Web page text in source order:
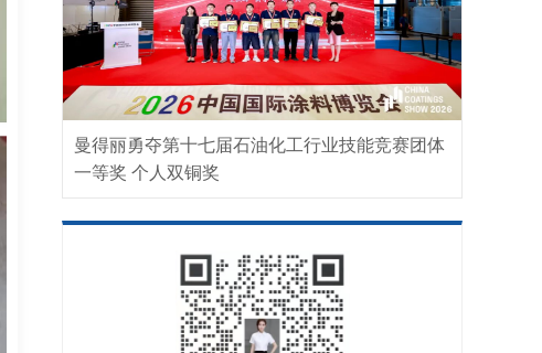
曼得丽勇夺第十七届石油化工行业技能竞赛团体
一等奖 个人双铜奖